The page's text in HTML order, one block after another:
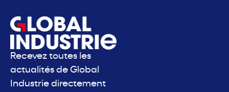
Recevez toutes les
actualités de Global
Industrie directement